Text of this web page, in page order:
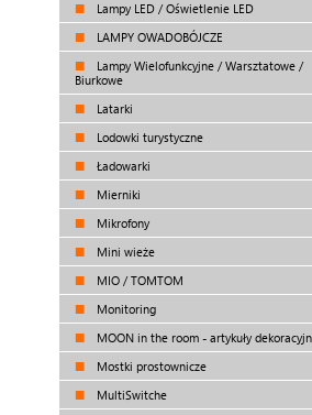
Lampy LED / Oświetlenie LED
LAMPY OWADOBÓJCZE
Lampy Wielofunkcyjne / Warsztatowe /
Biurkowe
Latarki
Lodowki turystyczne
Ładowarki
Mierniki
Mikrofony
Mini wieże
MIO / TOMTOM
Monitoring
MOON in the room - artykuły
Mostki prostownicze
MultiSwitche